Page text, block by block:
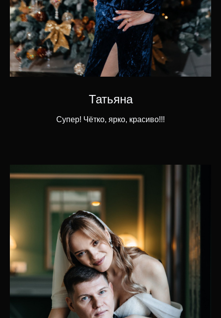
Татьяна
Супер! Чётко, ярко, красиво!!!